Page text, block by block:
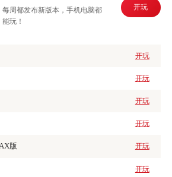
每周都发布新版本，手机电脑都
能玩！
开玩
开玩
开玩
开玩
开玩
版 开玩
开玩